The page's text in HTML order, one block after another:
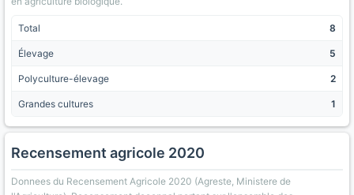
Total 8
Élevage 5
Polyculture-élevage 2
Grandes cultures 1
Recensement agricole 2020
Donnees du Recensement Agricole 2020 (Agreste, Ministere de